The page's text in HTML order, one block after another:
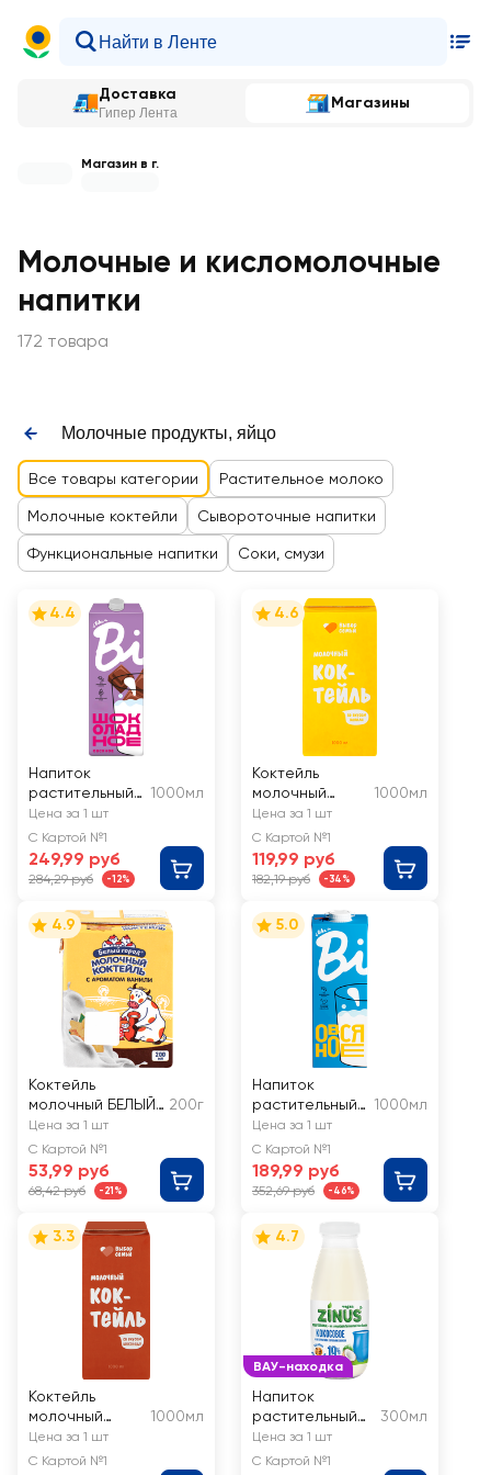
Доставка
Гипер Лента
Магазины
Магазин в г.
Молочные и кисломолочные
напитки
172 товара
Молочные продукты, яйцо
Все товары категории Растительное молоко
Молочные коктейли Сывороточные напитки
Функциональные напитки Соки, смузи
4.4
Напиток
растительный
ультрапастери
зованный TAKE
A BITE Шоколад
1000мл
Цена за 1 шт
С Картой №1
249,99 руб
284,29 руб -12%
4.6
Коктейль
молочный
ВЫБОР СЕМЬИ
Ваниль 2%, без
змж
1000мл
Цена за 1 шт
С Картой №1
119,99 руб
182,19 руб -34%
4.9
Коктейль
молочный БЕЛЫЙ
ГОРОД Ваниль
1,5%, без змж
200г
Цена за 1 шт
С Картой №1
53,99 руб
68,42 руб -21%
5.0
Напиток
растительный
пастеризованн
ый TAKE A BITE
Овсяный
1000мл
Цена за 1 шт
С Картой №1
189,99 руб
352,69 руб -46%
3.3
Коктейль
молочный
ВЫБОР СЕМЬИ
Шоколад 2%,
1000мл
Цена за 1 шт
С Картой №1
ВАУ-находка
4.7
Напиток
растительный
ZINUS VEGAN
Кокосовое 19%,
300мл
Цена за 1 шт
С Картой №1